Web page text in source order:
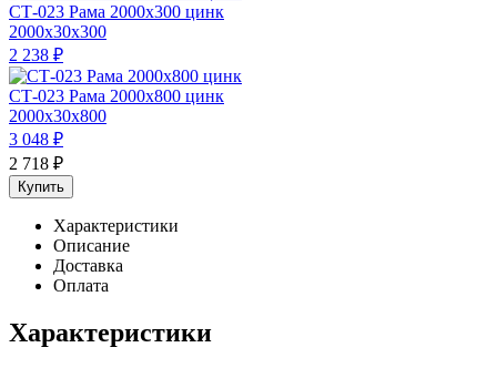
СТ-023 Рама 2000х300 цинк
2000x30x300
2 238 ₽
СТ-023 Рама 2000х800 цинк
2000x30x800
3 048 ₽
2 718 ₽
Купить
Характеристики
Описание
Доставка
Оплата
Характеристики